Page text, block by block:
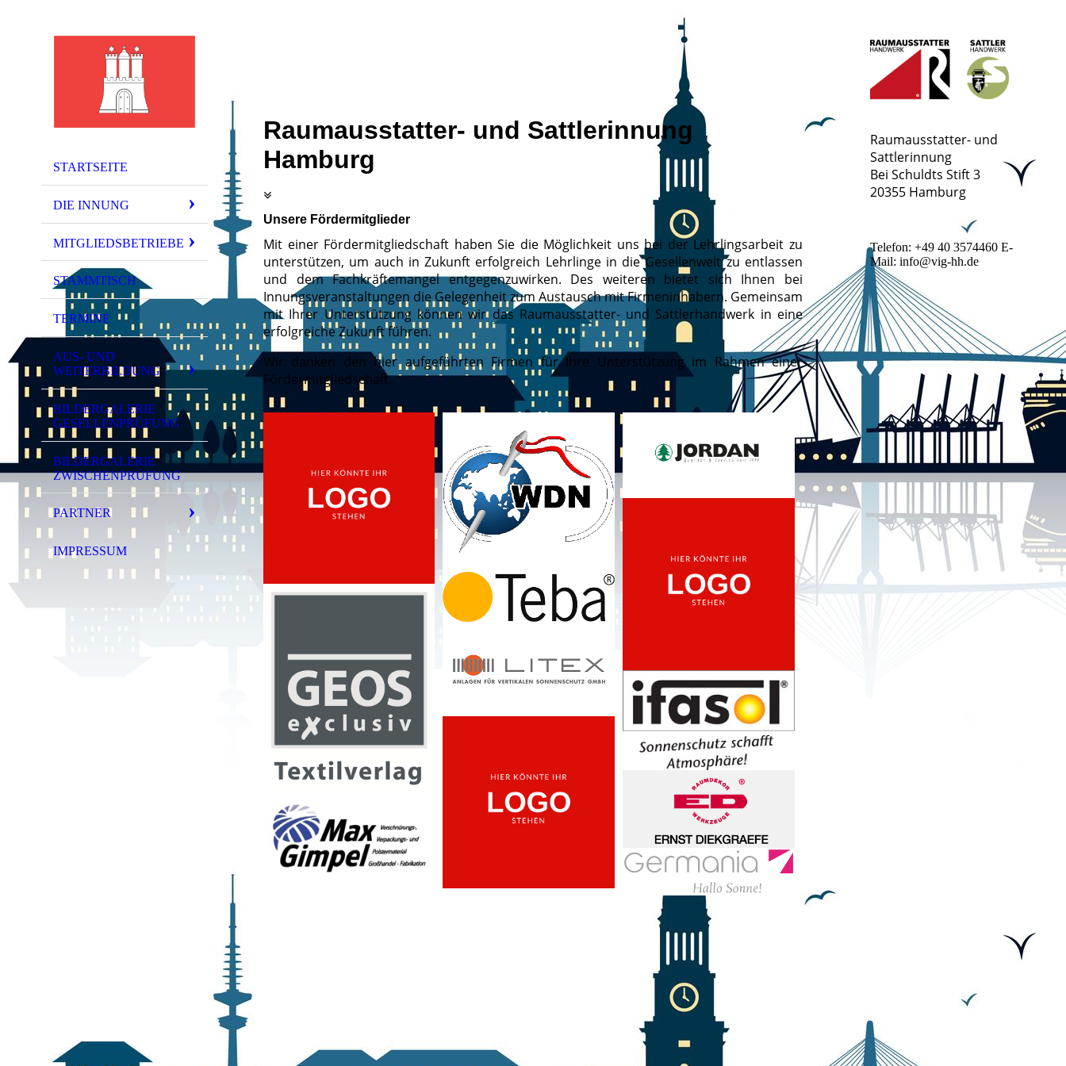
STARTSEITE
DIE INNUNG
MITGLIEDSBETRIEBE
STAMMTISCH
TERMINE
AUS- UND
WEITERBILDUNG
BILDERGALERIE
GESELLENPRÜFUNG
BILDERGALERIE
ZWISCHENPRÜFUNG
PARTNER
IMPRESSUM
Raumausstatter- und Sattlerinnung
Hamburg
Unsere Fördermitglieder
Mit einer Fördermitgliedschaft haben Sie die Möglichkeit uns bei der Lehrlingsarbeit zu
unterstützen, um auch in Zukunft erfolgreich Lehrlinge in die Gesellenwelt zu entlassen
und dem Fachkräftemangel entgegenzuwirken. Des weiteren bietet sich Ihnen bei
Innungsveranstaltungen die Gelegenheit zum Austausch mit Firmeninhabern. Gemeinsam
mit Ihrer Unterstützung können wir das Raumausstatter- und Sattlerhandwerk in eine
erfolgreiche Zukunft führen.
Wir danken den hier aufgeführten Firmen für Ihre Unterstützung im Rahmen einer
Fördermitgliedschaft.
Raumausstatter- und
Sattlerinnung
Bei Schuldts Stift 3
20355 Hamburg
Telefon: +49 40 3574460 E-
Mail: info@vig-hh.de